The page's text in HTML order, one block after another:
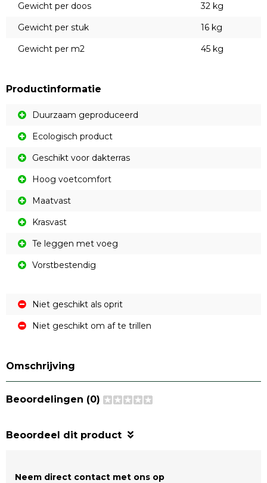
Gewicht per doos
32 kg
Gewicht per stuk
16 kg
Gewicht per m2
45 kg
Productinformatie
Duurzaam geproduceerd
Ecologisch product
Geschikt voor dakterras
Hoog voetcomfort
Maatvast
Krasvast
Te leggen met voeg
Vorstbestendig
Niet geschikt als oprit
Niet geschikt om af te trillen
Omschrijving
Beoordelingen (0)
Beoordeel dit product
Neem direct contact met ons op